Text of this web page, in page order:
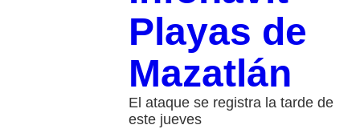
Playas de
Mazatlán
El ataque se registra la tarde de
este jueves